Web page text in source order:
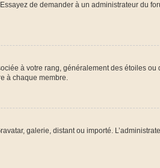
de demander à un administrateur du
à votre rang, généralement des étoiles
à chaque membre.
galerie, distant ou importé.